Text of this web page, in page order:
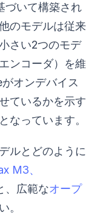
づいて構築され
のモデルは従来
さい2つのモデ
ンコーダ）を維
オンデバイス
ているかを示す
なっています。
ルとどのように
M3、
、広範なオープ
。